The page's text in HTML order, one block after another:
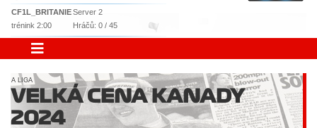
CF1L_BRITANIEServer 2
trénink 2:00
Hráčů: 0 / 45
A LIGA
VELKÁ CENA KANADY
2024